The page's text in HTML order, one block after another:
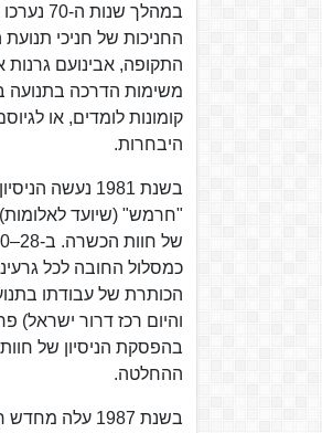
במהלך
החניכות של חניכי
משימות הדרכה בתנועה
קומונות לומדים, או
היבחרות.
בשנת 1981
"חרמש" (שיועד
כמסלול החובה לכל
והיום רכז דרור ישראל)
בהפסקת הניסיון של
ההחלטה.
בשנת 1987